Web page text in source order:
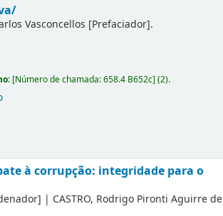
Vasconcellos [Prefaciador].
[Número de chamada:658.4 B652c](2).
à corrupção: integridade para o
| CASTRO, Rodrigo Pironti Aguirre de